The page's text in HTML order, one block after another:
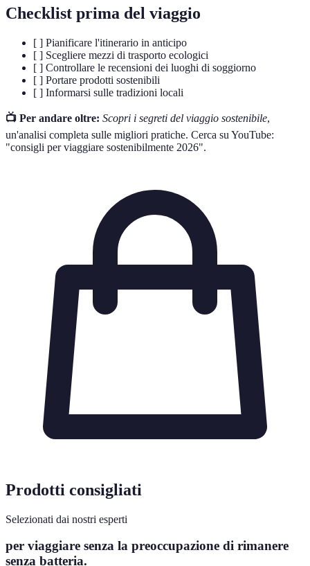
Checklist prima del viaggio
[ ] Pianificare l'itinerario in anticipo
[ ] Scegliere mezzi di trasporto ecologici
[ ] Controllare le recensioni dei luoghi di soggiorno
[ ] Portare prodotti sostenibili
[ ] Informarsi sulle tradizioni locali
📺 Per andare oltre: Scopri i segreti del viaggio sostenibile,
un'analisi completa sulle migliori pratiche. Cerca su YouTube:
"consigli per viaggiare sostenibilmente 2026".
Prodotti consigliati
Selezionati dai nostri esperti
per viaggiare senza la preoccupazione di rimanere
senza batteria.